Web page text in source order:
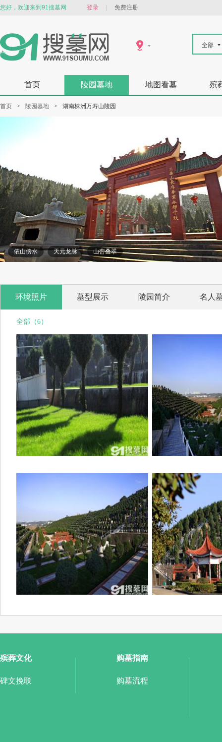
您好，欢迎来到91搜墓网 登录 免费注册
全部
首页 陵园墓地 地图看墓 殡
首页 > 陵园墓地 > 湖南株洲万寿山陵园
依山傍水 天元龙脉 山峦叠翠
环境照片 墓型展示 陵园简介 名人
全部（6）
殡葬文化
碑文挽联
购墓指南
购墓流程